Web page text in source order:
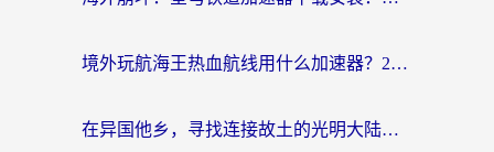
境外玩航海王热血航线用什么加速器？2026海外玩家实测最优方案（附欧洲问道堡垒前线加速技巧）
在异国他乡，寻找连接故土的光明大陆免费加速器